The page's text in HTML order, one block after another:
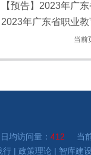
【预告】2023年广
2023年广东省职业
当前
均访问量： 412 当前
行 | 政策理论 | 智库建设